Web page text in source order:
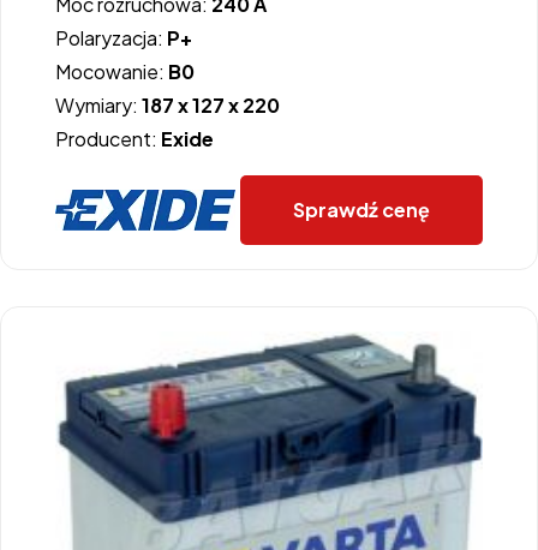
Polaryzacja: P+
Mocowanie: B0
Wymiary: 187 x 127 x 220
Producent: Exide
Sprawdź cenę